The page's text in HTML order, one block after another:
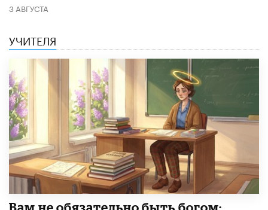
3 АВГУСТА
УЧИТЕЛЯ
​Вам не обязательно быть богом: